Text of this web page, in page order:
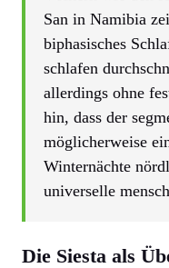
San in Namibia
biphasisches
schlafen
allerdings ohne
hin, dass der
möglicherweise
Winternächte
universelle
Die Siesta als